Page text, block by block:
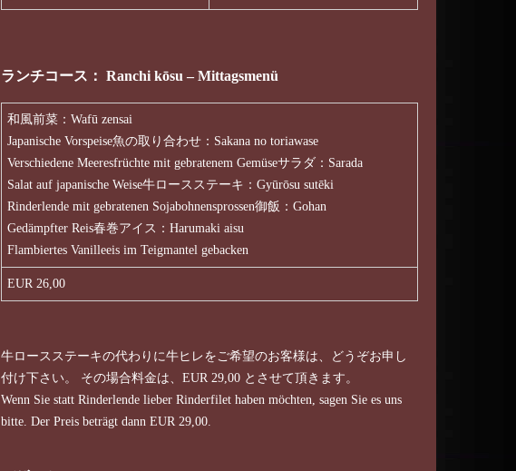
ランチコース： Ranchi kōsu – Mittagsmenü
和風前菜：Wafū zensai
Japanische Vorspeise魚の取り合わせ：Sakana no toriawase
Verschiedene Meeresfrüchte mit gebratenem Gemüseサラダ：Sarada
Salat auf japanische Weise牛ロースステーキ：Gyūrōsu sutēki
Rinderlende mit gebratenen Sojabohnensprossen御飯：Gohan
Gedämpfter Reis春巻アイス：Harumaki aisu
Flambiertes Vanilleeis im Teigmantel gebacken
EUR 26,00
牛ロースステーキの代わりに牛ヒレをご希望のお客様は、どうぞお申し
付け下さい。 その場合料金は、EUR 29,00 とさせて頂きます。
Wenn Sie statt Rinderlende lieber Rinderfilet haben möchten, sagen Sie es uns
bitte. Der Preis beträgt dann EUR 29,00.